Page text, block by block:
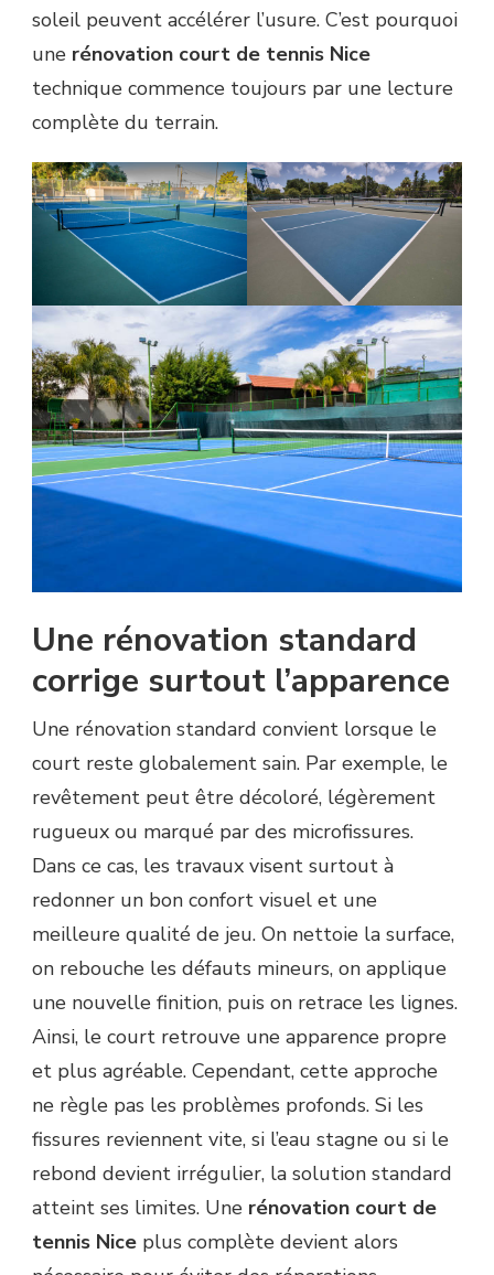
soleil peuvent accélérer l’usure. C’est pourquoi
une rénovation court de tennis Nice
technique commence toujours par une lecture
complète du terrain.
Une rénovation standard
corrige surtout l’apparence
Une rénovation standard convient lorsque le
court reste globalement sain. Par exemple, le
revêtement peut être décoloré, légèrement
rugueux ou marqué par des microfissures.
Dans ce cas, les travaux visent surtout à
redonner un bon confort visuel et une
meilleure qualité de jeu. On nettoie la surface,
on rebouche les défauts mineurs, on applique
une nouvelle finition, puis on retrace les lignes.
Ainsi, le court retrouve une apparence propre
et plus agréable. Cependant, cette approche
ne règle pas les problèmes profonds. Si les
fissures reviennent vite, si l’eau stagne ou si le
rebond devient irrégulier, la solution standard
atteint ses limites. Une rénovation court de
tennis Nice plus complète devient alors